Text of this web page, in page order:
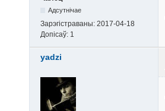
Адсутнічае
Зарэгістраваны: 2017-04-18
Допісаў: 1
yadzi